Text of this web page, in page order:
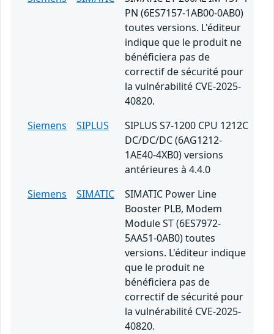
PN (6ES7157-1AB00-0AB0)
toutes versions. L'éditeur
indique que le produit ne
bénéficiera pas de
correctif de sécurité pour
la vulnérabilité CVE-2025-
40820.
Siemens
SIPLUS
SIPLUS S7-1200 CPU 1212C
DC/DC/DC (6AG1212-
1AE40-4XB0) versions
antérieures à 4.4.0
Siemens
SIMATIC
SIMATIC Power Line
Booster PLB, Modem
Module ST (6ES7972-
5AA51-0AB0) toutes
versions. L'éditeur indique
que le produit ne
bénéficiera pas de
correctif de sécurité pour
la vulnérabilité CVE-2025-
40820.